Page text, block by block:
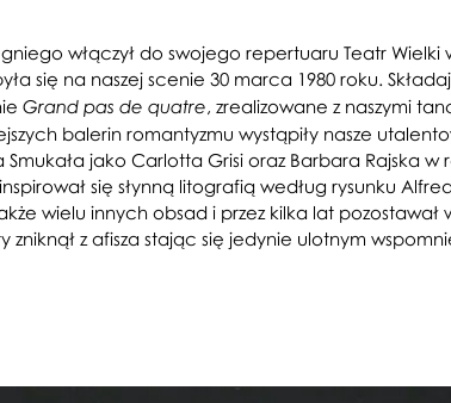
włączył do swojego repertuaru Teatr
się na naszej scenie 30 marca 1980 roku.
Grand pas de quatre, zrealizowane z naszymi
balerin romantyzmu wystąpiły nasze
jako Carlotta Grisi oraz Barbara Rajska w
się słynną litografią według rysunku
wielu innych obsad i przez kilka lat
zniknął z afisza stając się jedynie ulotnym